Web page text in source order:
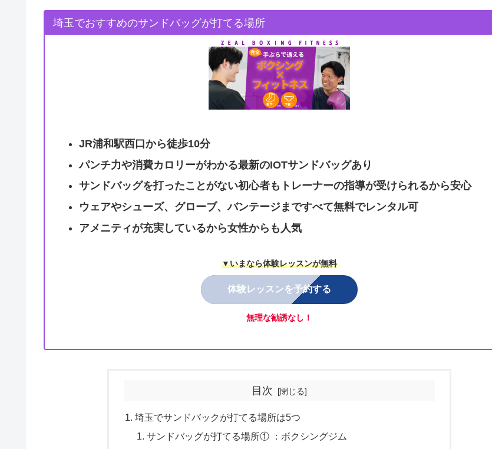
埼玉でおすすめのサンドバッグが打てる場所
JR浦和駅西口から徒歩10分
パンチ力や消費カロリーがわかる最新のIOTサンドバッグあり
サンドバッグを打ったことがない初心者もトレーナーの指導が受けられるから安心
ウェアやシューズ、グローブ、バンテージまですべて無料でレンタル可
アメニティが充実しているから女性からも人気
▼いまなら体験レッスンが無料
体験レッスンを予約する
無理な勧誘なし！
目次
埼玉でサンドバックが打てる場所は5つ
サンドバッグが打てる場所① ：ボクシングジム